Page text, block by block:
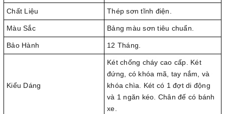
Chất Liệu Thép sơn tĩnh điện.
Màu Sắc Bảng màu sơn tiêu chuẩn.
Bảo Hành 12 Tháng.
Kiểu Dáng
Két chống cháy cao cấp. Két
đứng, có khóa mã, tay nắm, và
khóa chìa. Két có 1 đợt di động
và 1 ngăn kéo. Chân đế có bánh
xe.